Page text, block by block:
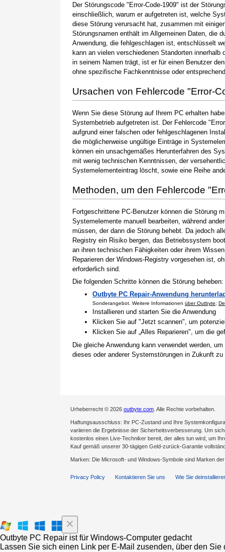
Der Störungscode "Error-Code-1909" ist der
einschließlich, warum er aufgetreten ist, welche
diese Störung verursacht hat, zusammen mit
Störungsnamen enthält im Allgemeinen Daten, die
Anwendung, die fehlgeschlagen ist, entschlüsselt
kann an vielen verschiedenen Standorten
in seinem Namen trägt, ist er für einen Benutzer
ohne spezifische Fachkenntnisse oder
Ursachen von Fehlercode "Error-
Wenn Sie diese Störung auf Ihrem PC erhalten
Systembetrieb aufgetreten ist. Der Fehlercode
aufgrund einer falschen oder fehlgeschlagenen
die möglicherweise ungültige Einträge in
können ein unsachgemäßes Herunterfahren des
mit wenig technischen Kenntnissen, der
Systemelementeintrag löscht, sowie eine Reihe
Methoden, um den Fehlercode
Fortgeschrittene PC-Benutzer können die Störung
Systemelemente manuell bearbeiten, während
müssen, der dann die Störung behebt. Da jedoch
Registry ein Risiko bergen, das Betriebssystem
an ihren technischen Fähigkeiten oder ihrem
Reparieren der Windows-Registry vorgesehen ist,
erforderlich sind.
Die folgenden Schritte können die Störung beheben:
Outbyte PC Repair-Anwendung
Sonderangebot. Weitere Informationen über Outbyte;
Installieren und starten Sie die Anwendung
Klicken Sie auf "Jetzt scannen", um
Klicken Sie auf „Alles Reparieren", um die
Die gleiche Anwendung kann verwendet werden,
dieses oder anderer Systemstörungen in Zukunft zu
Urheberrecht © 2026 outbyte.com . Alle Rechte vorbehalten.
Haftungsausschluss: Ihr PC-Zustand und Ihre
variieren die Ergebnisse der Sicherheitsverbesserung. Um
kostenlos einen Live-Techniker bereit, der alles tun wird, um
Kauf gemäß unserer 30-tägigen Geld-zurück-Garantie
Marken: Die Microsoft- und Windows-Symbole sind Marken
Privacy Policy Kontaktieren Sie uns Wie Sie
Outbyte PC Repair ist für Windows-Computer gedacht
Lassen Sie sich einen Link per E-Mail zusenden, über den